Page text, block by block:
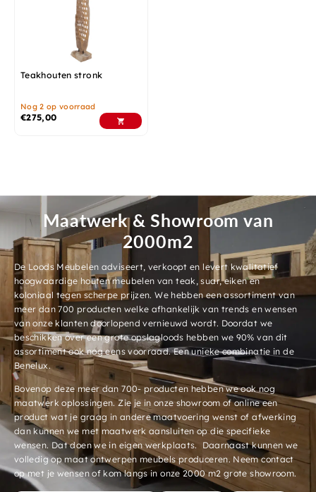
Teakhouten stronk
Nog 2 op voorraad
€275,00
Maatwerk & Showroom van
2000m2
De Loods Meubelen adviseert, verkoopt en levert kwalitatief
hoogwaardige houten meubelen van teak, suar, eiken en
koloniaal tegen scherpe prijzen. We hebben een assortiment van
meer dan 700 producten welke afhankelijk van trends en wensen
van onze klanten doorlopend vernieuwd wordt. Doordat we
beschikken over een grote opslagloods hebben we 90% van dit
assortiment ook nog eens voorraad. Een unieke combinatie in de
Benelux.
Bovenop deze meer dan 700- producten hebben we ook nog
maatwerk oplossingen. Zie je in onze showroom of online een
product wat je graag in andere maatvoering wenst of afwerking
dan kunnen we met maatwerk aansluiten op die specifieke
wensen. Dat doen we in eigen werkplaats. Daarnaast kunnen we
volledig op maat ontwerpen meubels produceren. Neem contact
op met je wensen of kom langs in onze 2000 m2 grote showroom.